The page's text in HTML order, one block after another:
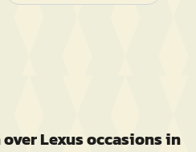
Lexusoccasions in